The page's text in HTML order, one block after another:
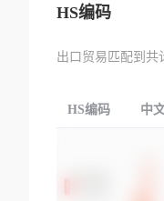
HS编码
出口贸易匹配到共
HS编码 中